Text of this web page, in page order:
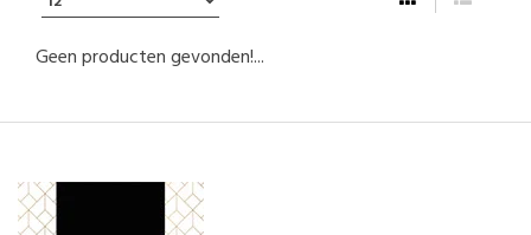
Geen producten gevonden!...